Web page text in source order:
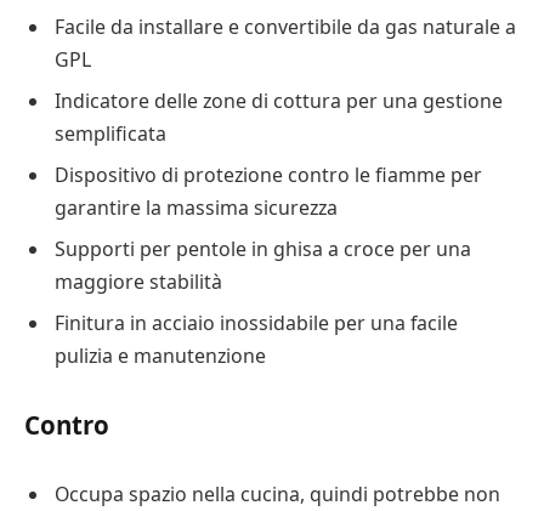
Facile da installare e convertibile da gas naturale a
GPL
Indicatore delle zone di cottura per una gestione
semplificata
Dispositivo di protezione contro le fiamme per
garantire la massima sicurezza
Supporti per pentole in ghisa a croce per una
maggiore stabilità
Finitura in acciaio inossidabile per una facile
pulizia e manutenzione
Contro
Occupa spazio nella cucina, quindi potrebbe non